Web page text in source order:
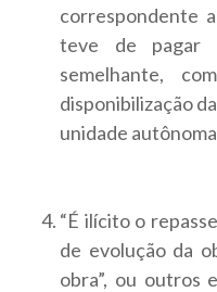
correspondente
teve de pagar
semelhante,
disponibilização
unidade
“É ilícito o
de evolução da
obra”, ou outros